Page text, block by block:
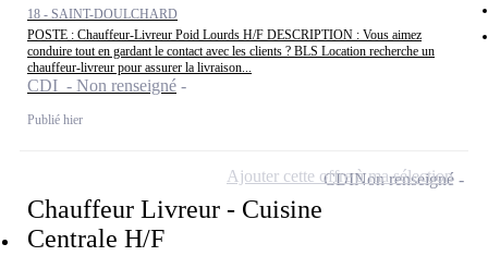
18 - SAINT-DOULCHARD
POSTE : Chauffeur-Livreur Poid Lourds H/F DESCRIPTION : Vous aimez
conduire tout en gardant le contact avec les clients ? BLS Location recherche un
chauffeur-livreur pour assurer la livraison...
CDI - Non renseigné
Publié hier
Chauffeur Livreur - Cuisine
Centrale H/F
CDINon renseigné
Ajouter cette offre à ma sélection